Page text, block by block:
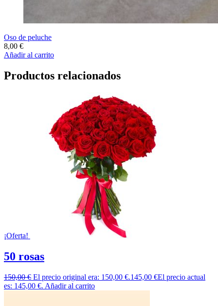
Oso de peluche
8,00 €
Añadir al carrito
Productos relacionados
¡Oferta!
50 rosas
150,00€ El precio original era: 150,00 €.145,00 €El precio actual
es: 145,00 €. Añadir al carrito